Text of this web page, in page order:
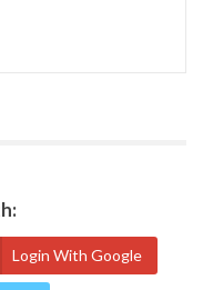
Login With Google